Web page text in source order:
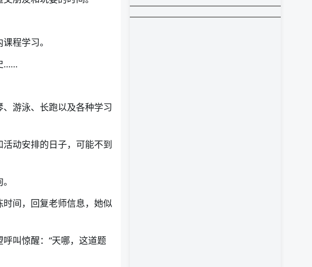
程学习。
……
游泳、长跑以及各种学习
动安排的日子，可能不到
间，回复老师信息，她似
叫惊醒：“天哪，这道题